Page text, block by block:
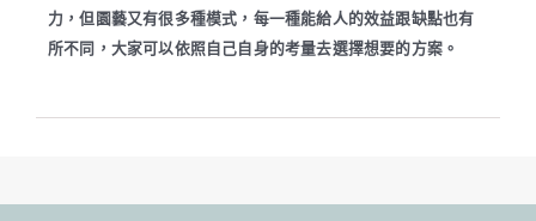
力，但園藝又有很多種模式，每一種能給人的效益跟缺點也有
所不同，大家可以依照自己自身的考量去選擇想要的方案。